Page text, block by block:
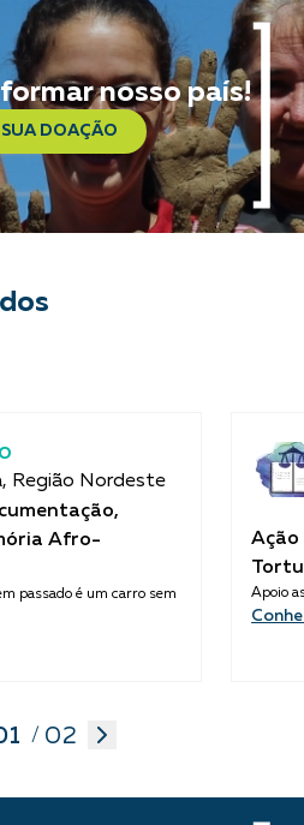
nosso país!
SUA DOAÇÃO
Região Nordeste
Afro-
passado é um carro sem
Ação
Apoio
/ 02